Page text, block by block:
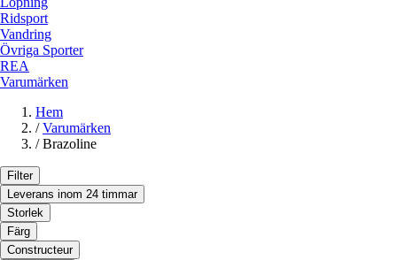
Ridsport
Vandring
Övriga Sporter
REA
Varumärken
Hem
/ Varumärken
/ Brazoline
Filter
Leverans inom 24 timmar
Storlek
Färg
Constructeur